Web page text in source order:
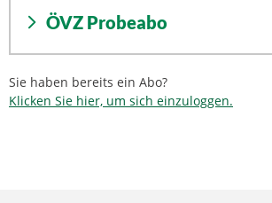
ÖVZ Probeabo
Sie haben bereits ein Abo?
Klicken Sie hier, um sich einzuloggen.